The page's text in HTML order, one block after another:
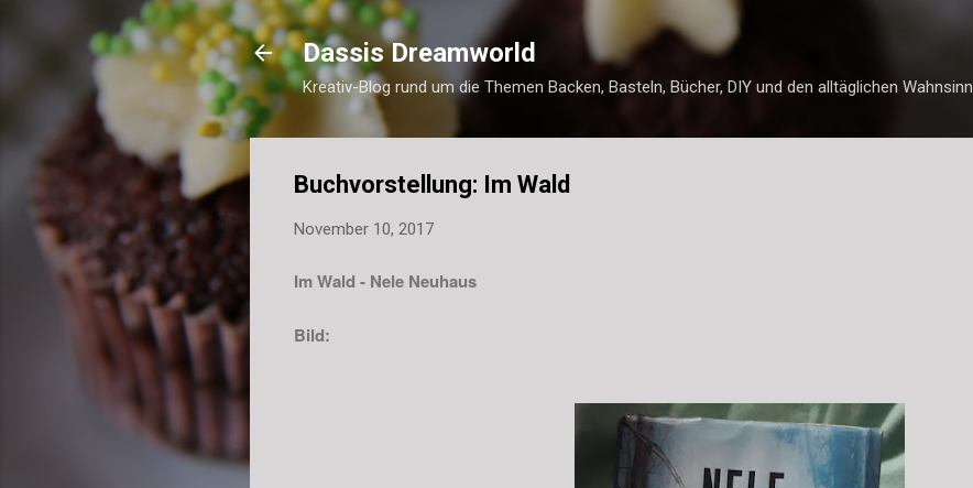
Direkt zum Hauptbereich
Dassis Dreamworld
Kreativ-Blog rund um die Themen Backen, Basteln, Bücher, DIY und den alltäglichen Wahnsinn
Buchvorstellung: Im Wald
November 10, 2017
Im Wald - Nele Neuhaus
Bild: